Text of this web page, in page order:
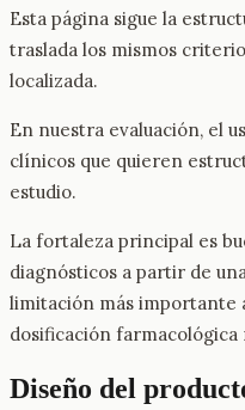
Esta página sigue la
traslada los mismos
localizada.
En nuestra evaluación, el
clínicos que quieren
estudio.
La fortaleza principal es
diagnósticos a partir de
limitación más importante
dosificación
Diseño del